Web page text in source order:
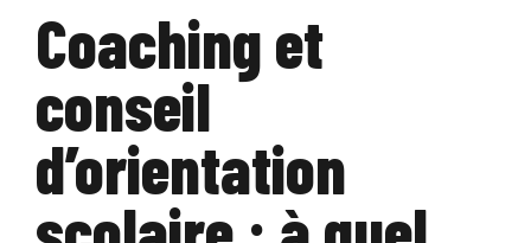
Coaching et
conseil
d’orientation